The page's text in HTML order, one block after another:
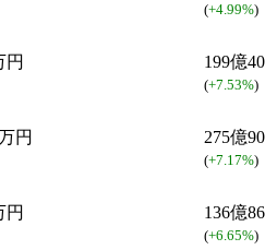
(+4.99%)
円 199億
(+7.53%)
円 275億
(+7.17%)
円 136億
(+6.65%)